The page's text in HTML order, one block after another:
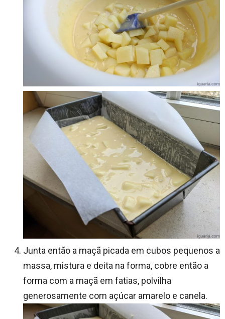
Junta então a maçã picada em cubos pequenos a
massa, mistura e deita na forma, cobre então a
forma com a maçã em fatias, polvilha
generosamente com açúcar amarelo e canela.